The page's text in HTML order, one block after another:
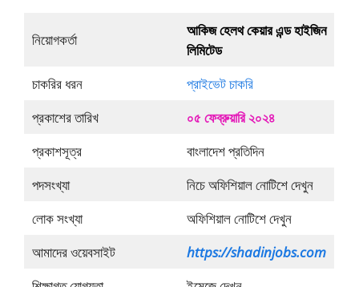
নিয়োগকর্তা
আকিজ হেলথ কেয়ার এন্ড হাইজিন
লিমিটেড
চাকরির ধরন
প্রাইভেট চাকরি
প্রকাশের তারিখ
০৫ ফেব্রুয়ারি ২০২৪
প্রকাশসূত্র
বাংলাদেশ প্রতিদিন
পদসংখ্যা
নিচে অফিশিয়াল নোটিশে দেখুন
লোক সংখ্যা
অফিশিয়াল নোটিশে দেখুন
আমাদের ওয়েবসাইট
https://shadinjobs.com